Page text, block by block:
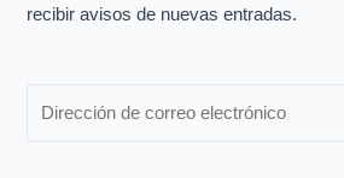
o
recibir avisos de nuevas entradas.